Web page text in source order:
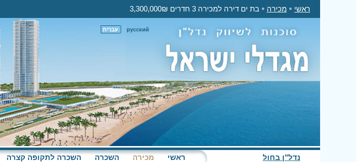
ראשי מכירה בת ים דירה למכירה 3 חדרים 3,300,000₪
עברית русский
נדל"ן בחול ראשי מכירה השכרה השכרה לתקופה קצרה